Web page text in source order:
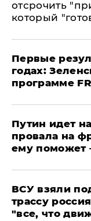
отсрочить
который
Первые
годах:
программе
Путин идет
провала на
ему поможет
ВСУ взяли
трассу
"все, что